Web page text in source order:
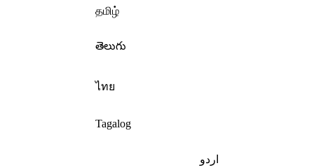
தமிழ்
తెలుగు
ไทย
Tagalog
اردو